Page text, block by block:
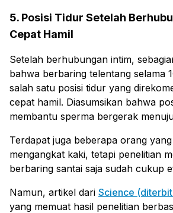
5. Posisi Tidur Setelah
Cepat Hamil
Setelah berhubungan intim,
bahwa berbaring telentang selama
salah satu posisi tidur yang
cepat hamil. Diasumsikan bahwa
membantu sperma bergerak
Terdapat juga beberapa orang
mengangkat kaki, tetapi penelitian
berbaring santai saja sudah cukup
Namun, artikel dari Science
yang memuat hasil penelitian